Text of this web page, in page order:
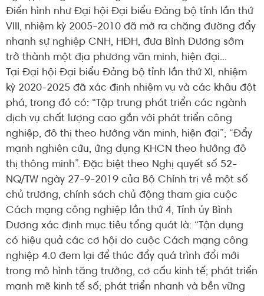
Điển hình như Đại hội Đại biểu Đảng bộ tỉnh lần thứ
VIII, nhiệm kỳ 2005-2010 đã mở ra chặng đường đẩy
nhanh sự nghiệp CNH, HĐH, đưa Bình Dương sớm
trở thành một địa phương văn minh, hiện đại...
Tại Đại hội Đại biểu Đảng bộ tỉnh lần thứ XI, nhiệm
kỳ 2020-2025 đã xác định nhiệm vụ và các khâu đột
phá, trong đó có: “Tập trung phát triển các ngành
dịch vụ chất lượng cao gắn với phát triển công
nghiệp, đô thị theo hướng văn minh, hiện đại”; “Đẩy
mạnh nghiên cứu, ứng dụng KHCN theo hướng đô
thị thông minh”. Đặc biệt theo Nghị quyết số 52-
NQ/TW ngày 27-9-2019 của Bộ Chính trị về một số
chủ trương, chính sách chủ động tham gia cuộc
Cách mạng công nghiệp lần thứ 4, Tỉnh ủy Bình
Dương xác định mục tiêu tổng quát là: “Tận dụng
có hiệu quả các cơ hội do cuộc Cách mạng công
nghiệp 4.0 đem lại để thúc đẩy quá trình đổi mới
trong mô hình tăng trưởng, cơ cấu kinh tế; phát triển
mạnh mẽ kinh tế số; phát triển nhanh và bền vững